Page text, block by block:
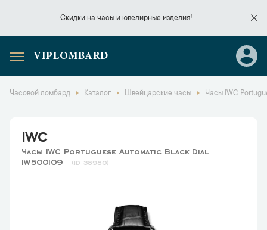
Скидки на часыи ювелирные изделия!
Скидки начасы
VIPLOMBARD
Часовой ломбард Каталог Швейцарские часы Часы IWC
IWC
Часы IWC Portuguese Automatic Black Dial
IW500109
38980